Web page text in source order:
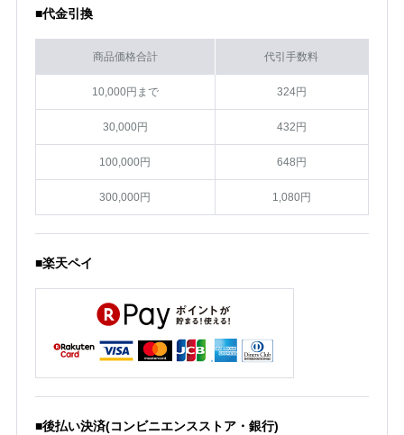
■代金引換
商品価格合計 代引手数料
10,000円まで 324円
30,000円 432円
100,000円 648円
300,000円 1,080円
■楽天ペイ
■後払い決済(コンビニエンスストア・銀行)